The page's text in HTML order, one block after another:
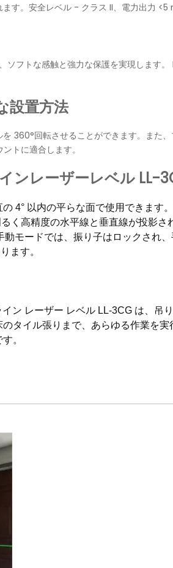
す。安全レベル - クラス II、電力出力 <5
ソフトな感触と強力な保護を実現します。
設置方法
360°回転させることができます。また
トに適合します。
ンレーザーレベル LL-
4° 以内の平らな面で使用できます
く高精度の水平線と垂直線が投影さ
モードでは、振り子はロックされ、
ます。
ン レーザー レベル LL-3CG は、吊
タイル張りまで、あらゆる作業を実
。